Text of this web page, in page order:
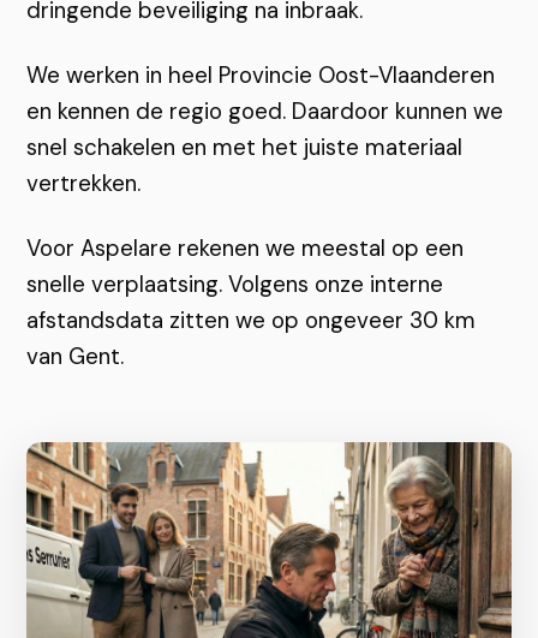
dringende beveiliging na inbraak.
We werken in heel Provincie Oost-Vlaanderen
en kennen de regio goed. Daardoor kunnen we
snel schakelen en met het juiste materiaal
vertrekken.
Voor Aspelare rekenen we meestal op een
snelle verplaatsing. Volgens onze interne
afstandsdata zitten we op ongeveer 30 km
van Gent.